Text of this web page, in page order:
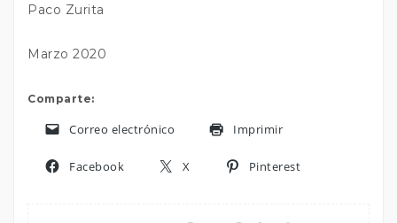
Paco Zurita
Marzo 2020
Comparte:
Correo electrónico Imprimir
Facebook X Pinterest